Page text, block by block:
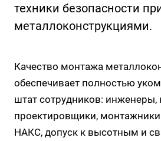
техники безопасности
металлоконструкциями.
Качество монтажа
обеспечивает полностью
штат сотрудников: инженеры,
проектировщики, монтажники
НАКС, допуск к высотным и